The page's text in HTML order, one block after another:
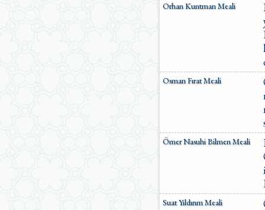
Orhan Kuntman Meali
Osman Fırat Meali
Ömer Nasuhi Bilmen Meali
Suat Yıldırım Meali